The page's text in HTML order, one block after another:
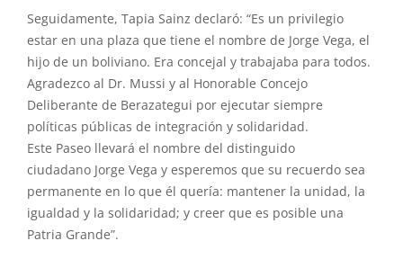
Seguidamente, Tapia Sainz declaró: “Es un privilegio
estar en una plaza que tiene el nombre de Jorge Vega, el
hijo de un boliviano. Era concejal y trabajaba para todos.
Agradezco al Dr. Mussi y al Honorable Concejo
Deliberante de Berazategui por ejecutar siempre
políticas públicas de integración y solidaridad.
Este Paseo llevará el nombre del distinguido
ciudadano Jorge Vega y esperemos que su recuerdo sea
permanente en lo que él quería: mantener la unidad, la
igualdad y la solidaridad; y creer que es posible una
Patria Grande”.